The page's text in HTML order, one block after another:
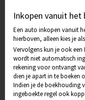
Inkopen vanuit
Een auto inkopen vanuit
hierboven, alleen kies je
Vervolgens kun je ook een
wordt niet automatisch
rekening voor ontvangt
dien je apart in te boeken
Indien je de boekhouding
ingeboekte regel ook